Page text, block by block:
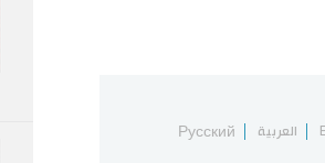
العربية Русский